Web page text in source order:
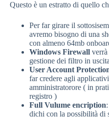
Questo è un estratto di quello
Per far girare il
avremo bisogno di una
con almeno 64mb
Windows Firewall
gestione dei filtro in
User Account
far credere agli
amministratorore ( in
registro )
Full Vulume encription
dichi con la possibilità di